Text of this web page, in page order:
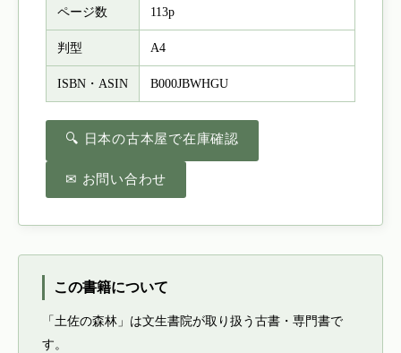
ページ数 113p
判型 A4
ISBN・ASIN B000JBWHGU
🔍 日本の古本屋で在庫確認
✉ お問い合わせ
この書籍について
「土佐の森林」は文生書院が取り扱う古書・専門書で
す。